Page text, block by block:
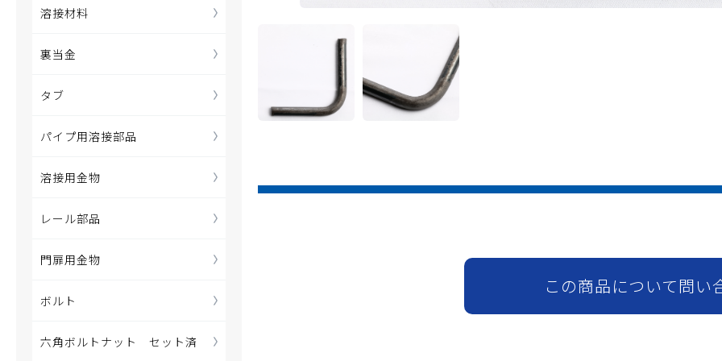
溶接材料
裏当金
タブ
パイプ用溶接部品
溶接用金物
レール部品
門扉用金物
ボルト
六角ボルトナット セット済
この商品について問い